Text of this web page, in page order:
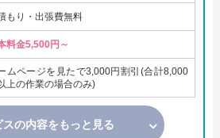
もり・出張費無料
料金5,500円～
ムページを見たで3,000円割引(合計8,000
上の作業の場合のみ)
スの内容をもっと見る